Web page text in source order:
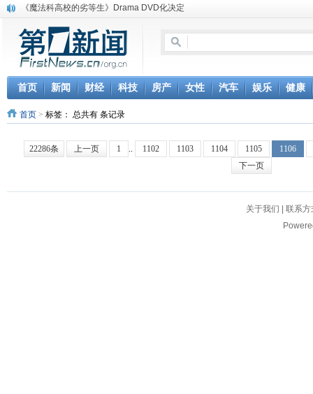
《魔法科高校的劣等生》Drama DVD化决定
消息称刘强东要求京东商城明年扭亏为盈
保健品也能吃出一身病? 康宝莱员工自揭多项家丑
煤价"跳水"电企利润"蹦高" 电煤联动亟待完善
苹果公司自建太阳能电厂为数据中心供电
吃饭、睡觉、黑人人？
网络电商和传统出版商的角逐：亚马逊停止接受Hachette所有图书订单
《中二病也想谈恋爱》女主角特报预告公开
首页 新闻 财经 科技 房产 女性 汽车 娱乐 健康
首页 > 标签： 总共有 条记录
22286条 上一页 1 .. 1102 1103 1104 1105
1106
下一页
关于我们
联系方